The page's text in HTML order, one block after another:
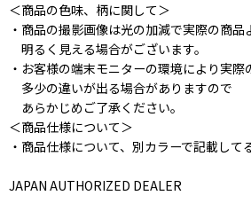
＜商品の色味、柄に関して＞
・商品の撮影画像は光の加減で実際の商品
明るく見える場合がございます。
・お客様の端末モニターの環境により実際
多少の違いが出る場合がありますので
あらかじめご了承ください。
＜商品仕様について＞
・商品仕様について、別カラーで記載して
JAPAN AUTHORIZED DEALER